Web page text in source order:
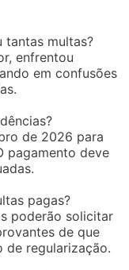
tantas multas?
enfrentou
em confusões
de 2026 para
pagamento deve
pagas?
poderão solicitar
de que
de regularização.